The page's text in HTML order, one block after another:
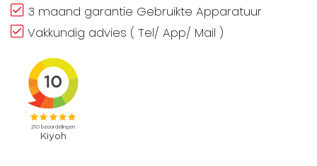
3 maand garantie Gebruikte Apparatuur
Vakkundig advies ( Tel/ App/ Mail )